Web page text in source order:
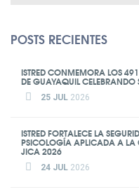
POSTS RECIENTES
ISTRED CONMEMORA LOS
DE GUAYAQUIL
25 JUL 2026
ISTRED FORTALECE LA
PSICOLOGÍA APLICADA A
JICA 2026
24 JUL 2026